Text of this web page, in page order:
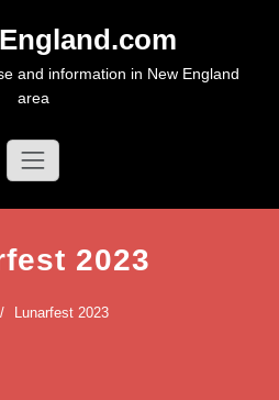
and information in New England
area
2023
Lunarfest 2023